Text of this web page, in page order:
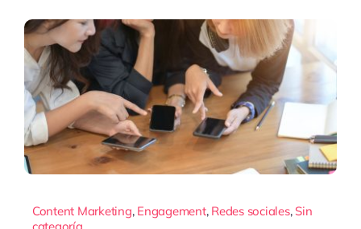
Content Marketing, Engagement, Redes sociales, Sin